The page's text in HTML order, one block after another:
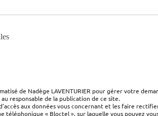
de Nadège LAVENTURIER pour gérer votre
responsable de la publication de ce site.
aux données vous concernant et les faire
téléphonique « Bloctel », sur laquelle vous pouvez